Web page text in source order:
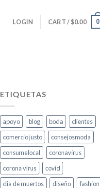
LOGIN CART /$0.00 0
ETIQUETAS
apoyo blog boda
clientes
comercio justo
consejosmoda
consumelocal
coronavirus
corona virus
covid
dia de muertos
diseño
fashion